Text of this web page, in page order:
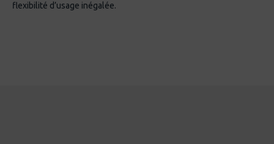
flexibilité d’usage inégalée.